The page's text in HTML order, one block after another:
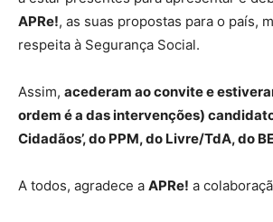
APRe!, as suas propostas para o país,
respeita à Segurança Social.
Assim, acederam ao convite e
ordem é a das intervenções)
Cidadãos’, do PPM, do Livre/TdA, do
A todos, agradece a APRe! a